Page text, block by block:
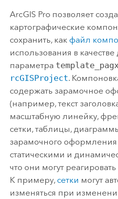
ArcGIS Proпозволяет
картографические
сохранить, как файл
использования в
параметра
rcGISProject.
содержать зарамочное
(например, текст
масштабную линейку,
сетки, таблицы,
зарамочного оформления
статическими и
что они могут
К примеру, сетки могут
изменяться при